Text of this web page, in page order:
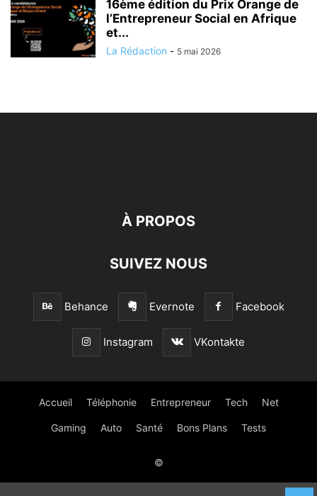
16ème édition du Prix Orange de
l’Entrepreneur Social en Afrique
et...
La Rédaction - 5 mai 2026
À PROPOS
SUIVEZ NOUS
Behance Evernote Facebook
Instagram VKontakte
Accueil Téléphonie Entrepreneur Tech Net
Gaming Auto Santé Bons Plans Tests
©